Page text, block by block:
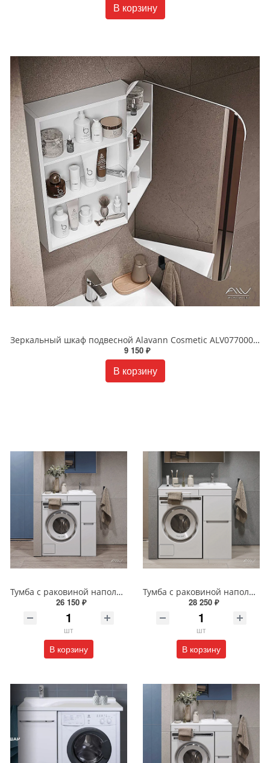
В корзину
Зеркальный шкаф подвесной Alavann Cosmetic ALV0770001 60 см белый
9 150 ₽
В корзину
Тумба с раковиной напольная Alavann Cosmetic 85 см ALV1037000 белая
26 150 ₽
шт
В корзину
Тумба с раковиной напольная Alavann Cosmetic 95 см ALV1039000 белая
28 250 ₽
шт
В корзину